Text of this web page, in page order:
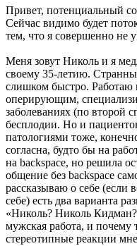
Привет, потенциальный
Сейчас видимо будет
тем, что я совершенно не
Меня зовут Николь и я
своему 35-летию.
слишком быстро. Работаю
оперирующим,
заболеваниях (по второй
бесплодии. Но и
патологиями тоже,
согласна, будто бы на
на backspace, но решила
общение без backspace
рассказываю о себе (если
себе) есть два варианта
«Николь? Николь
мужская работа, и
стереотипные реакции